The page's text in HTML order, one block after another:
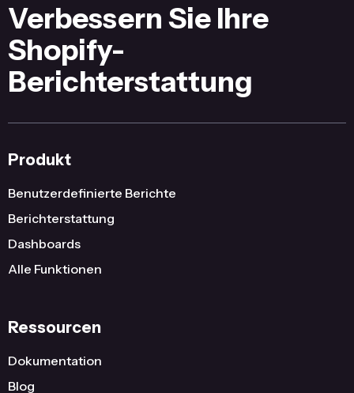
Verbessern Sie Ihre
Shopify-
Berichterstattung
Produkt
Benutzerdefinierte Berichte
Berichterstattung
Dashboards
Alle Funktionen
Ressourcen
Dokumentation
Blog